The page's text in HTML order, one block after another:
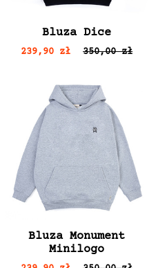
Bluza Dice
239,90 zł 350,00 zł
Bluza Monument
Minilogo